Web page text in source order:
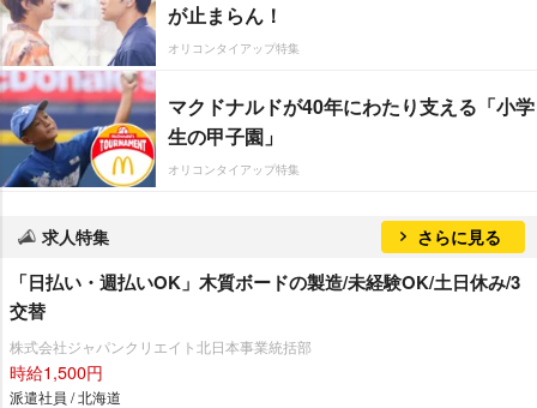
が止まらん！
オリコンタイアップ特集
マクドナルドが40年にわたり支える「小学
生の甲子園」
オリコンタイアップ特集
求人特集 さらに見る
「日払い・週払いOK」木質ボードの製造/未経験OK/土日休み/3
交替
株式会社ジャパンクリエイト北日本事業統括部
時給1,500円
派遣社員 / 北海道